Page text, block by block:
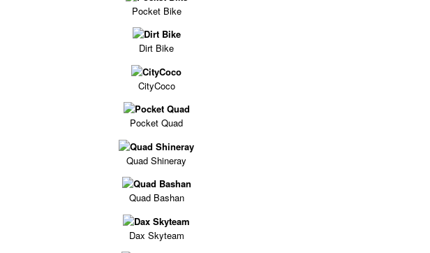
Pocket Bike
Dirt Bike
CityCoco
Pocket Quad
Quad Shineray
Quad Bashan
Dax Skyteam